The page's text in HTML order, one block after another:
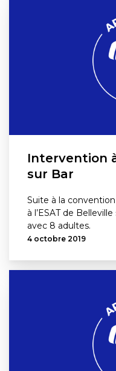
Intervention
sur Bar
Suite à la
à l’ESAT de
avec 8 adultes.
4 octobre 2019